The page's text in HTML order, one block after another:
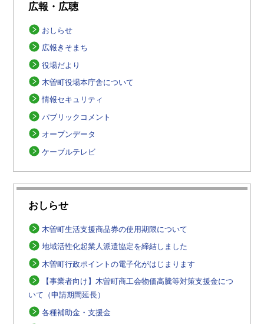
広報・広聴
おしらせ
広報きそまち
役場だより
木曽町役場本庁舎について
情報セキュリティ
パブリックコメント
オープンデータ
ケーブルテレビ
おしらせ
木曽町生活支援商品券の使用期限について
地域活性化起業人派遣協定を締結しました
木曽町行政ポイントの電子化がはじまります
【事業者向け】木曽町商工会物価高騰等対策支援金につ
いて（申請期間延長）
各種補助金・支援金